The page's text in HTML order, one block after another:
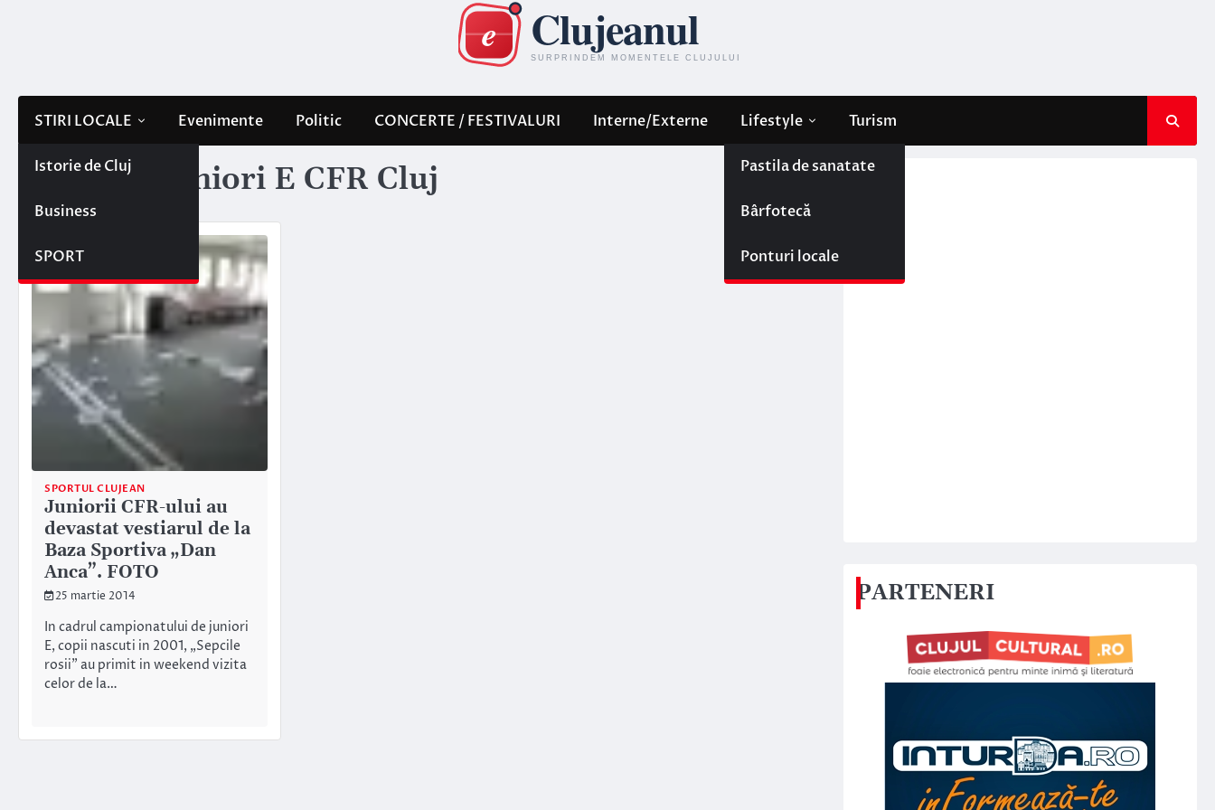
STIRI LOCALE
Istorie de Cluj
Business
SPORT
Evenimente Politic CONCERTE / FESTIVALURI Interne/Externe Lifestyle
Pastila de sanatate
Bârfotecă
Ponturi locale
Turism
Etichetă: juniori E CFR Cluj
SPORTUL CLUJEAN
Juniorii CFR-ului au
devastat vestiarul de la
Baza Sportiva „Dan
Anca”. FOTO
25 martie 2014
In cadrul campionatului de juniori
E, copii nascuti in 2001, „Sepcile
rosii” au primit in weekend vizita
celor de la…
PARTENERI